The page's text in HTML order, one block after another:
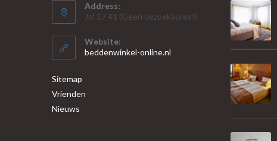
Address:
Jol 17 41 (Geen bezoekadres!)
Website:
beddenwinkel-online.nl
Sitemap
Vrienden
Nieuws